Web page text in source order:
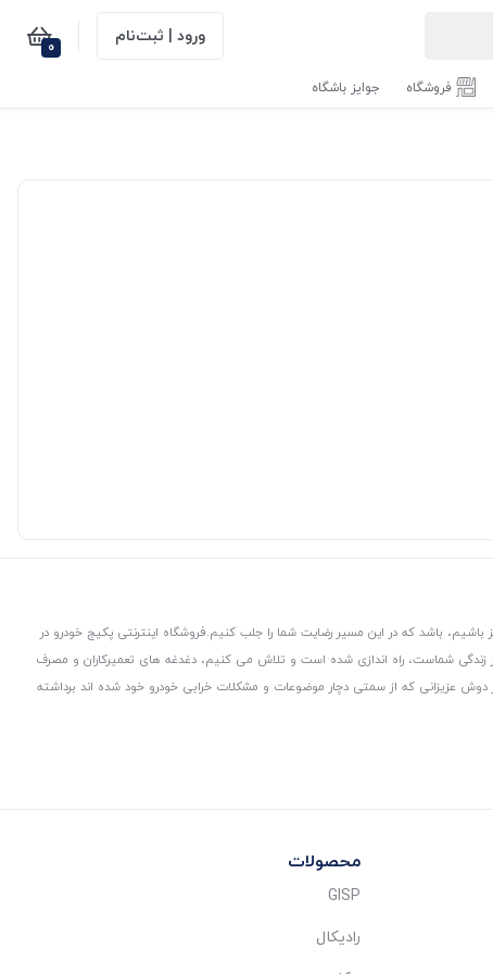
ورود | ثبت‌نام 0
فروشگاه جوایز باشگاه
باشد که در این مسیر رضایت شما را جلب کنیم.فروشگاه اینترنتی پکیج خودرو در
زندگی شماست، راه اندازی شده است و تلاش می کنیم، دغدغه های تعمیرکاران و مصرف
دوش عزیزانی که از سمتی دچار موضوعات و مشکلات خرابی خودرو خود شده اند برداشته
محصولات
GISP
رادیکال